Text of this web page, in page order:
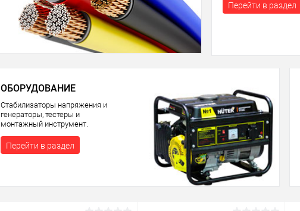
Перейти в раздел
ОБОРУДОВАНИЕ
Стабилизаторы напряжения и
генераторы, тестеры и
монтажный инструмент.
Перейти в раздел